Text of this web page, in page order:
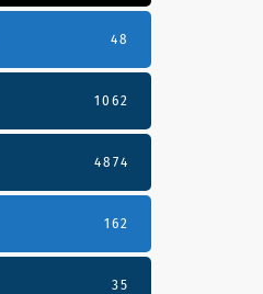
48
1062
4874
162
35